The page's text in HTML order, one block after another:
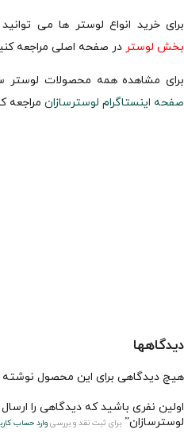
برای خرید انواع لوستر ها می
بخش لوستر در صفحه اصلی مراجعه
برای مشاهده همه محصولات لوستر
صفحه اینستاگرام لوسترسازان مراجعه
دیدگاهها
هیچ دیدگاهی برای این محصول
لوسترسازان” برای ثبت نقد و بررسیوارد حساب